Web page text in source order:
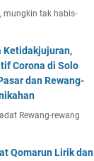
mungkin tak habis-
Ketidakjujuran,
Corona di Solo
dan Rewang-
Rewang-rewang
Qomarun Lirik dan